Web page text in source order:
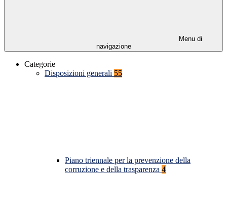
Menu di
navigazione
Categorie
Disposizioni generali 55
Piano triennale per la prevenzione della
corruzione e della trasparenza 4